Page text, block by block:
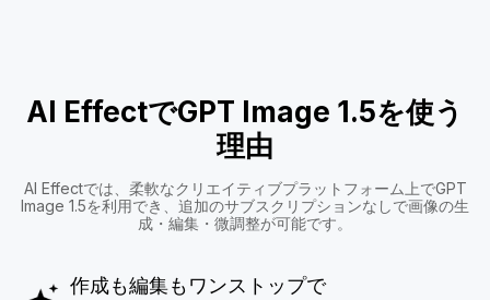
AI EffectでGPT Image 1.5を使う
理由
AI Effectでは、柔軟なクリエイティブプラットフォーム上でGPT
Image 1.5を利用でき、追加のサブスクリプションなしで画像の生
成・編集・微調整が可能です。
作成も編集もワンストップで